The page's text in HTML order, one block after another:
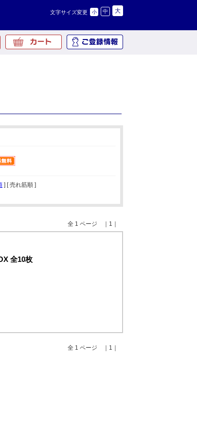
文字サイズ変更 小 中 大
] [ 売れ筋順 ]
全 1 ページ ｜1｜
全10枚
全 1 ページ ｜1｜